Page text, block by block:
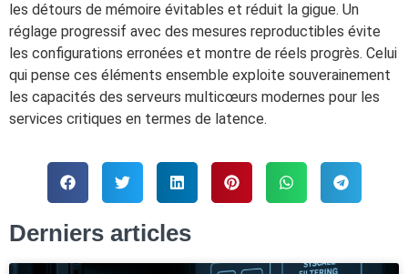
les détours de mémoire évitables et réduit la gigue. Un
réglage progressif avec des mesures reproductibles évite
les configurations erronées et montre de réels progrès. Celui
qui pense ces éléments ensemble exploite souverainement
les capacités des serveurs multicœurs modernes pour les
services critiques en termes de latence.
Derniers articles